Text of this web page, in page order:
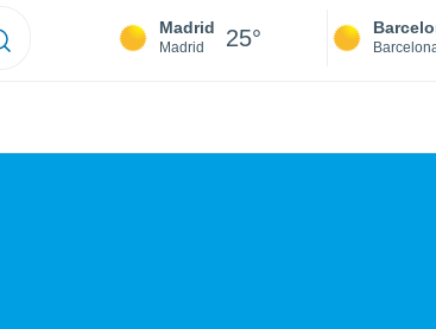
Madrid
Madrid 25°